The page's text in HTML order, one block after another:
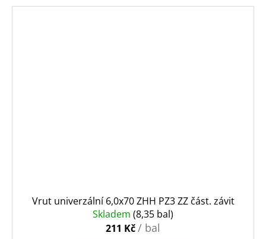
Vrut univerzální 6,0x70 ZHH PZ3 ZZ část. závit
Skladem (8,35 bal)
211 Kč/ bal